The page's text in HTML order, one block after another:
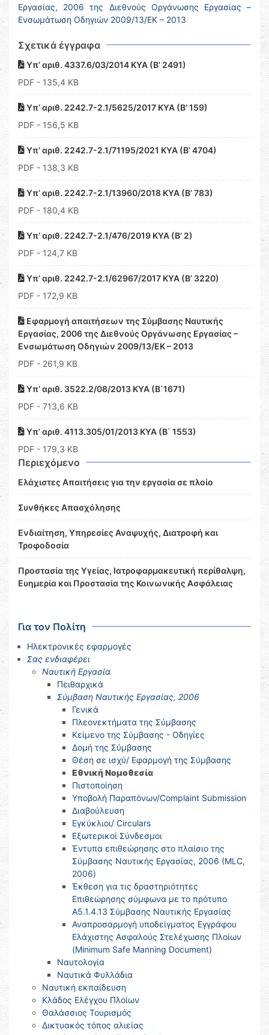
Εργασίας, 2006 της Διεθνούς Οργάνωσης Εργασίας –
Ενσωμάτωση Οδηγιών 2009/13/ΕΚ – 2013
Σχετικά έγγραφα
Υπ’ αριθ. 4337.6/03/2014 ΚΥΑ (Β’ 2491)
PDF - 135,4 KB
Υπ’ αριθ. 2242.7-2.1/5625/2017 ΚΥΑ (Β’ 159)
PDF - 156,5 KB
Υπ’ αριθ. 2242.7-2.1/71195/2021 ΚΥΑ (Β’ 4704)
PDF - 138,3 KB
Υπ’ αριθ. 2242.7-2.1/13960/2018 ΚΥΑ (Β’ 783)
PDF - 180,4 KB
Υπ’ αριθ. 2242.7-2.1/476/2019 ΚΥΑ (Β’ 2)
PDF - 124,7 KB
Υπ’ αριθ. 2242.7-2.1/62967/2017 ΚΥΑ (Β’ 3220)
PDF - 172,9 KB
Εφαρμογή απαιτήσεων της Σύμβασης Ναυτικής
Εργασίας, 2006 της Διεθνούς Οργάνωσης Εργασίας –
Ενσωμάτωση Οδηγιών 2009/13/ΕΚ – 2013
PDF - 261,9 KB
Υπ’ αριθ. 3522.2/08/2013 ΚΥΑ (Β΄1671)
PDF - 713,6 KB
Υπ’ αριθ. 4113.305/01/2013 ΚΥΑ (Β΄ 1553)
PDF - 179,3 KB
Περιεχόμενο
Ελάχιστες Απαιτήσεις για την εργασία σε πλοίο
Συνθήκες Απασχόλησης
Ενδιαίτηση, Υπηρεσίες Αναψυχής, Διατροφή και
Τροφοδοσία
Προστασία της Υγείας, Ιατροφαρμακευτική περίθαλψη,
Ευημερία και Προστασία της Κοινωνικής Ασφάλειας
Για τον Πολίτη
Ηλεκτρονικές εφαρμογές
Σας ενδιαφέρει
Ναυτική Εργασία
Πειθαρχικά
Σύμβαση Ναυτικής Εργασίας, 2006
Γενικά
Πλεονεκτήματα της Σύμβασης
Κείμενο της Σύμβασης - Οδηγίες
Δομή της Σύμβασης
Θέση σε ισχύ/ Εφαρμογή της Σύμβασης
Εθνική Νομοθεσία
Πιστοποίηση
Υποβολή Παραπόνων/Complaint Submission
Διαβούλευση
Εγκύκλιοι/ Circulars
Εξωτερικοί Σύνδεσμοι
Έντυπα επιθεώρησης στο πλαίσιο της
Σύμβασης Ναυτικής Εργασίας, 2006 (MLC,
2006)
Έκθεση για τις δραστηριότητες
Επιθεώρησης σύμφωνα με το πρότυπο
Α5.1.4.13 Σύμβασης Ναυτικής Εργασίας
Αναπροσαρμογή υποδείγματος Εγγράφου
Ελάχιστης Ασφαλούς Στελέχωσης Πλοίων
(Minimum Safe Manning Document)
Ναυτολογία
Ναυτικά Φυλλάδια
Ναυτική εκπαίδευση
Κλάδος Ελέγχου Πλοίων
Θαλάσσιος Τουρισμός
Δικτυακός τόπος αλιείας